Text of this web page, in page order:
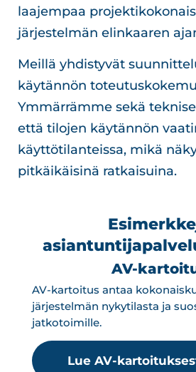
laajempaa
järjestelmän elinkaaren
Meillä yhdistyvät
käytännön
Ymmärrämme sekä
että tilojen käytännön
käyttötilanteissa, mikä
pitkäikäisinä ratkaisuina.
AV-
AV-kartoitus antaa
järjestelmän nykytilasta ja
jatkotoimille.
Lue AV-